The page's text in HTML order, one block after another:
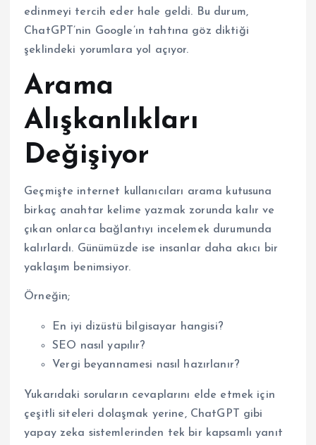
edinmeyi tercih eder hale geldi. Bu durum,
ChatGPT’nin Google’ın tahtına göz diktiği
şeklindeki yorumlara yol açıyor.
Arama
Alışkanlıkları
Değişiyor
Geçmişte internet kullanıcıları arama kutusuna
birkaç anahtar kelime yazmak zorunda kalır ve
çıkan onlarca bağlantıyı incelemek durumunda
kalırlardı. Günümüzde ise insanlar daha akıcı bir
yaklaşım benimsiyor.
Örneğin;
En iyi dizüstü bilgisayar hangisi?
SEO nasıl yapılır?
Vergi beyannamesi nasıl hazırlanır?
Yukarıdaki soruların cevaplarını elde etmek için
çeşitli siteleri dolaşmak yerine, ChatGPT gibi
yapay zeka sistemlerinden tek bir kapsamlı yanıt